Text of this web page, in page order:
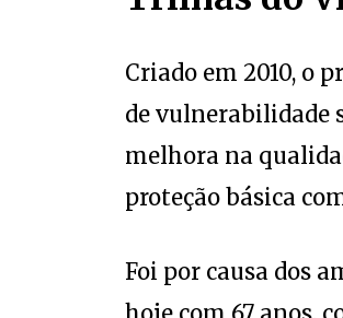
de vulnerabilidade
melhora na
proteção básica
hoje com 67 anos,